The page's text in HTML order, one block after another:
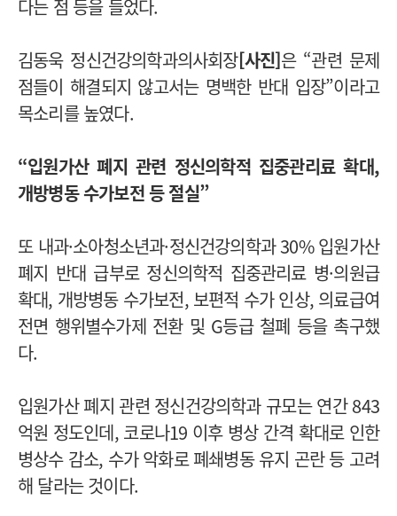
다는 점 등을 들었다.
김동욱 정신건강의학과의사회장[사진]은 “관련 문제
점들이 해결되지 않고서는 명백한 반대 입장”이라고
목소리를 높였다.
“입원가산 폐지 관련 정신의학적 집중관리료 확대,
개방병동 수가보전 등 절실”
또 내과·소아청소년과·정신건강의학과 30% 입원가산
폐지 반대 급부로 정신의학적 집중관리료 병·의원급
확대, 개방병동 수가보전, 보편적 수가 인상, 의료급여
전면 행위별수가제 전환 및 G등급 철폐 등을 촉구했
다.
입원가산 폐지 관련 정신건강의학과 규모는 연간 843
억원 정도인데, 코로나19 이후 병상 간격 확대로 인한
병상수 감소, 수가 악화로 폐쇄병동 유지 곤란 등 고려
해 달라는 것이다.